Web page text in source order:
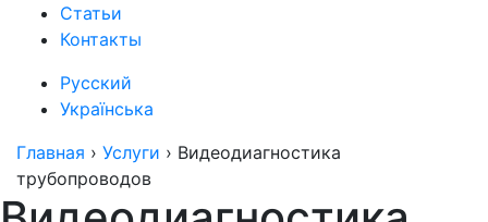
Статьи
Контакты
Русский
Українська
Главная › Услуги › Видеодиагностика
трубопроводов